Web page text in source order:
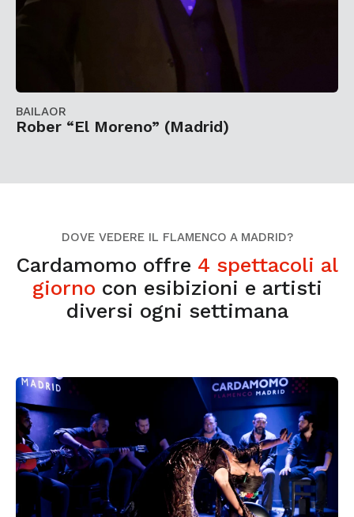
BAILAOR
Rober “El Moreno” (Madrid)
DOVE VEDERE IL FLAMENCO A MADRID?
Cardamomo offre 4 spettacoli al
giorno con esibizioni e artisti
diversi ogni settimana